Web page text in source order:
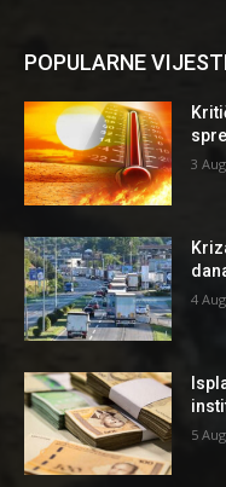
POPULARNE
3
4
5